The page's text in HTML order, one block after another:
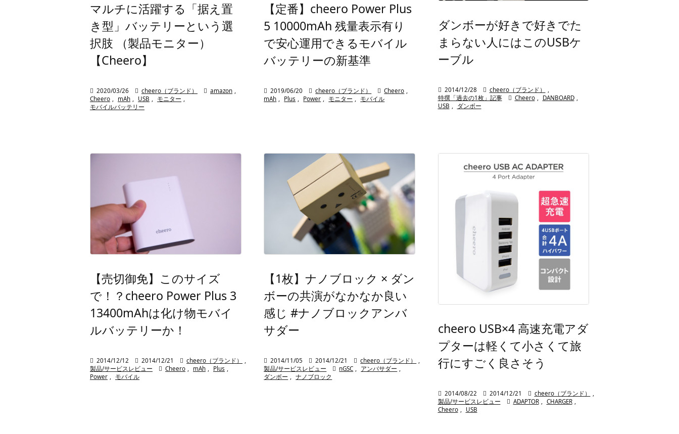
マルチに活躍する「据え置
き型」バッテリーという選
択肢 （製品モニター）
【Cheero】
 2020/03/26  cheero（ブランド）  amazon ,
Cheero , mAh , USB , モニター ,
モバイルバッテリー
【定番】cheero Power Plus
5 10000mAh 残量表示有り
で安心運用できるモバイル
バッテリーの新基準
 2019/06/20  cheero（ブランド）  Cheero ,
mAh , Plus , Power , モニター , モバイル
ダンボーが好きで好きでた
まらない人にはこのUSBケ
ーブル
 2014/12/28  cheero（ブランド）
特撰「過去の1枚」記事
 Cheero DANBOARD
USB
ダンボー
【売切御免】このサイズ
で！？cheero Power Plus 3
13400mAhは化け物モバイ
ルバッテリーか！
 2014/12/12  2014/12/21  cheero（ブランド）
製品/サービスレビュー
 Cheero mAh Plus
Power
モバイル
【1枚】ナノブロック × ダン
ボーの共演がなかなか良い
感じ #ナノブロックアンバ
サダー
 2014/11/05  2014/12/21  cheero（ブランド）
製品/サービスレビュー
 nGSC アンバサダー
ダンボー
ナノブロック
cheero USB×4 高速充電アダ
プターは軽くて小さくて旅
行にすごく良さそう
 2014/08/22  2014/12/21  cheero（ブランド）
製品/サービスレビュー
 ADAPTOR CHARGER
Cheero
USB